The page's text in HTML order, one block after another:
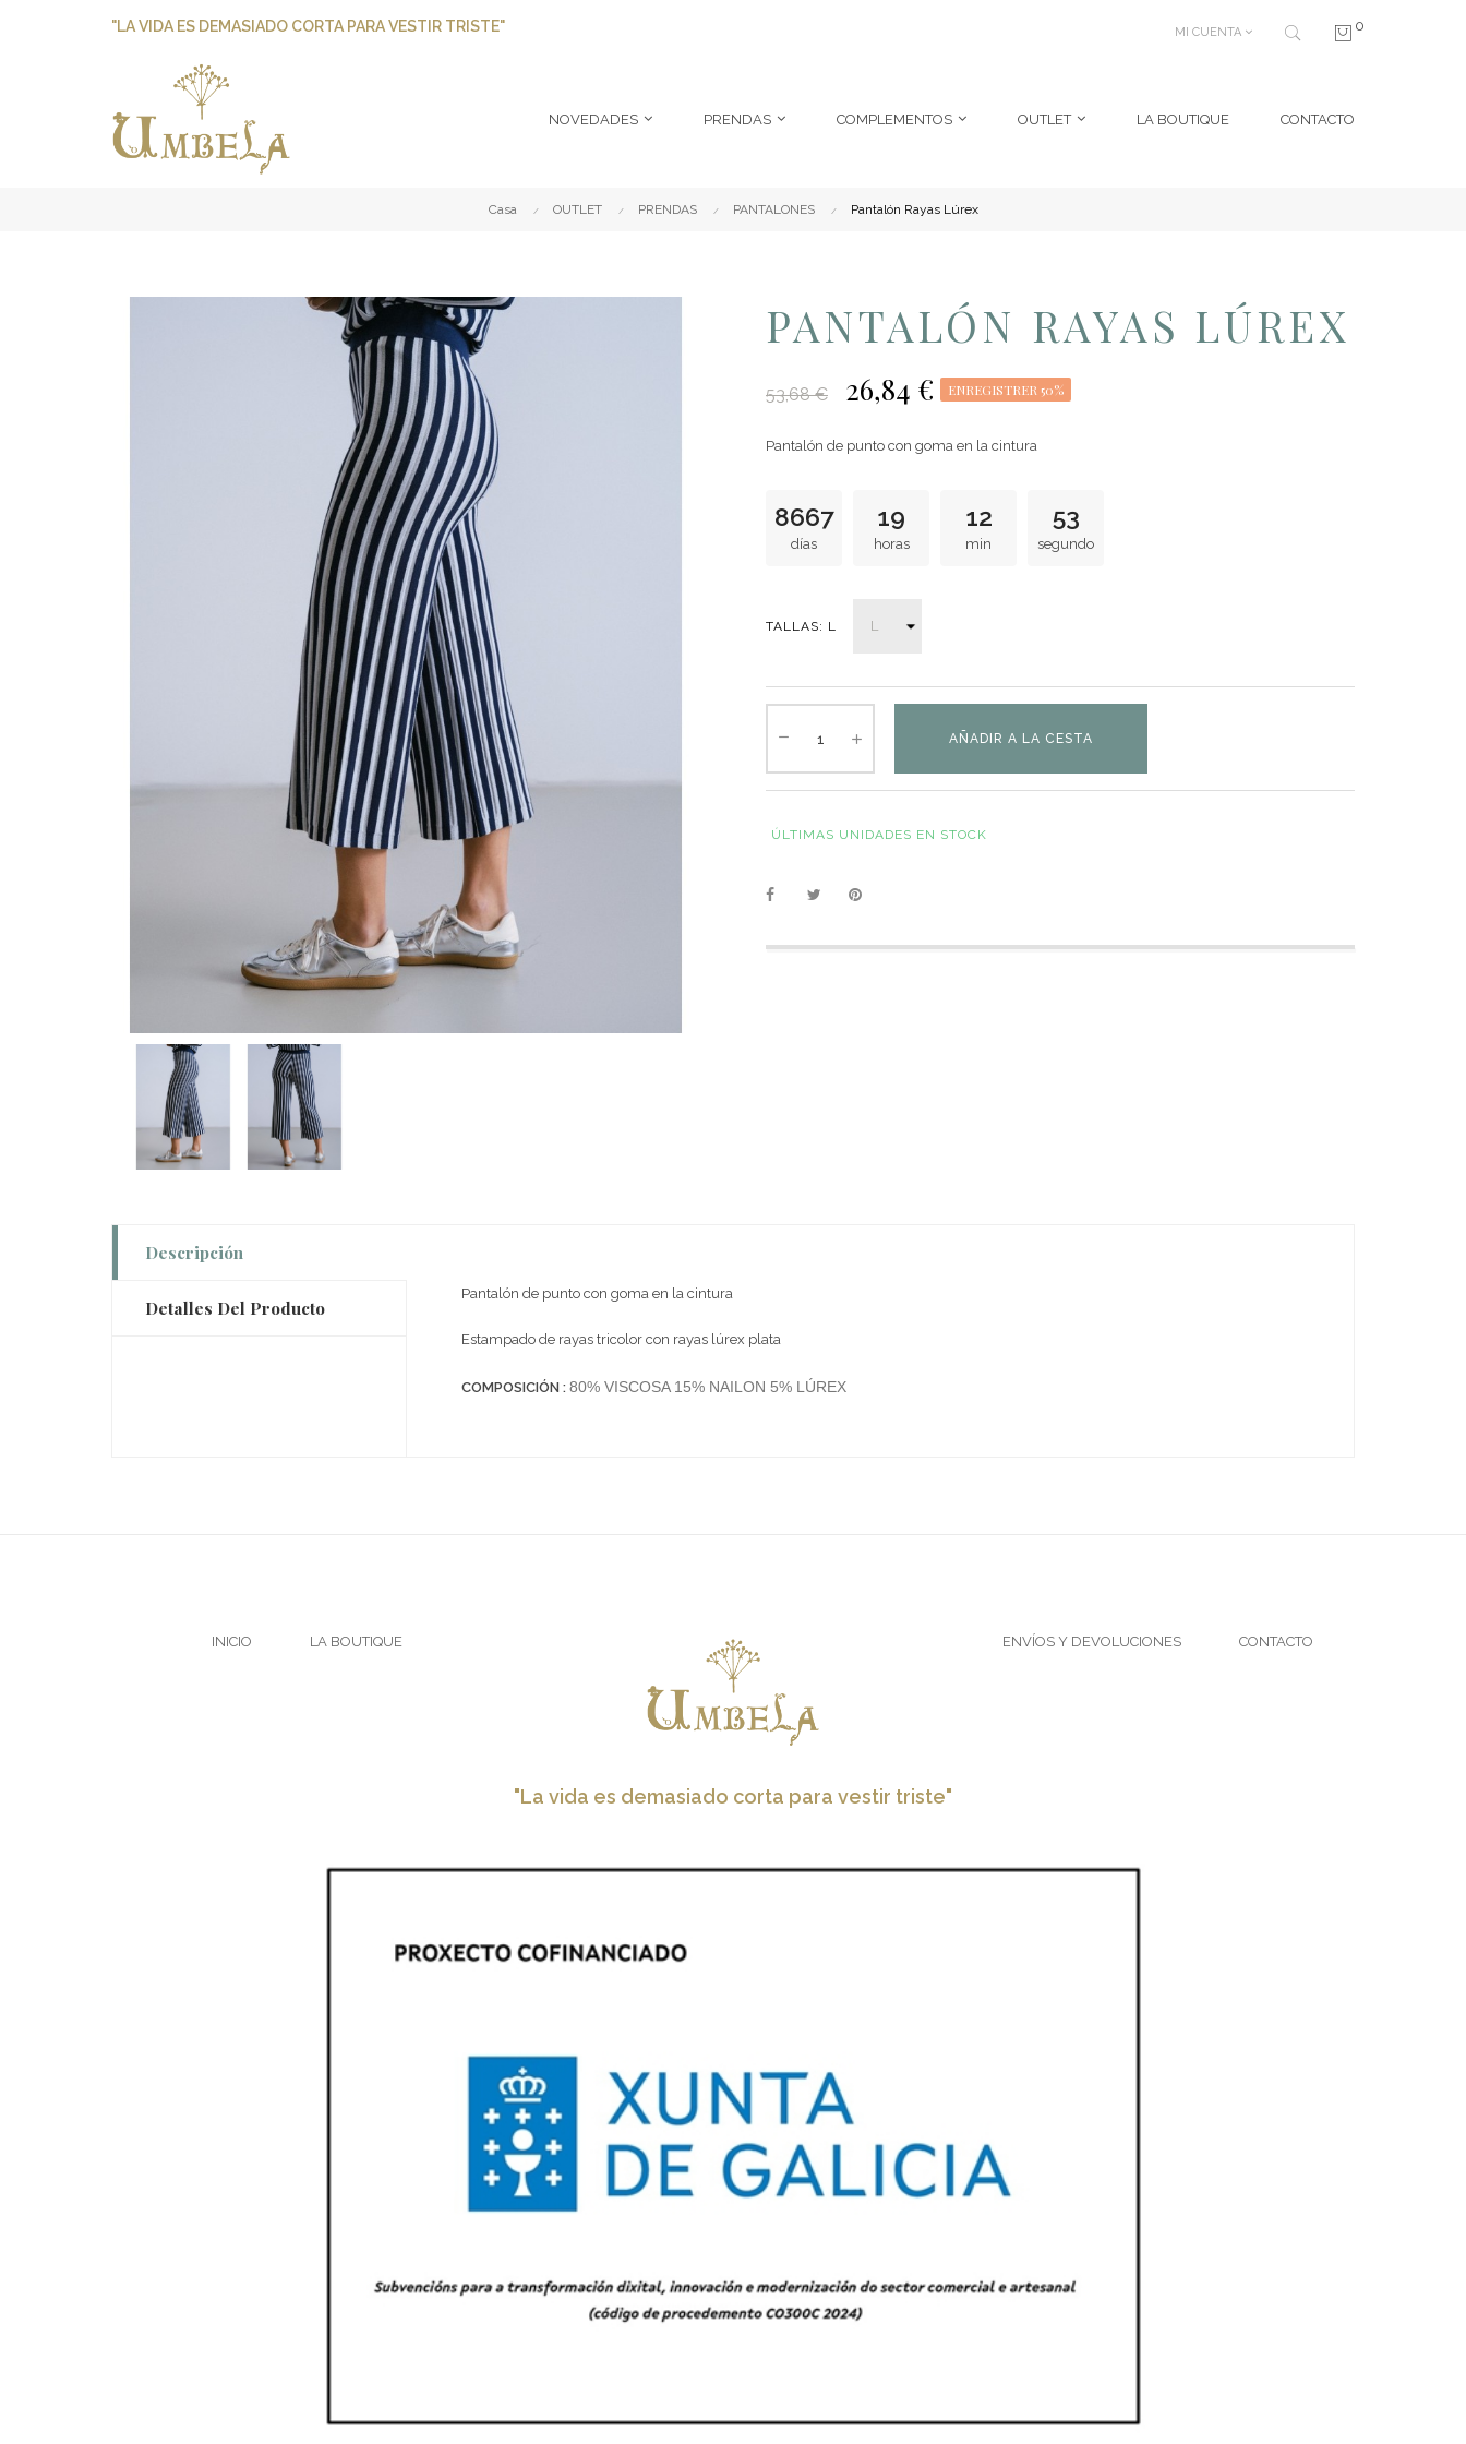
"LA VIDA ES DEMASIADO CORTA PARA VESTIR TRISTE" MI CUENTA 0
NOVEDADES PRENDAS COMPLEMENTOS OUTLET LA BOUTIQUE CONTACTO
Casa OUTLET PRENDAS PANTALONES Pantalón Rayas Lúrex
PANTALÓN RAYAS LÚREX
53,68 € 26,84 € ENREGISTRER 50%
Pantalón de punto con goma en la cintura
8667
días
19
horas
12
min
53
segundo
TALLAS: L
AÑADIR A LA CESTA
ÚLTIMAS UNIDADES EN STOCK
Descripción
Detalles Del Producto
Pantalón de punto con goma en la cintura
Estampado de rayas tricolor con rayas lúrex plata
COMPOSICIÓN : 80% VISCOSA 15% NAILON 5% LÚREX
INICIO LA BOUTIQUE ENVÍOS Y DEVOLUCIONES CONTACTO
"La vida es demasiado corta para vestir triste"